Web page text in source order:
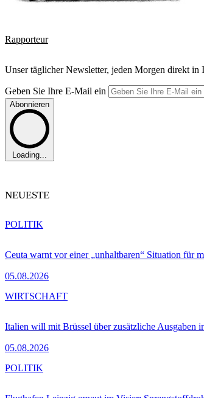
Rapporteur
Unser täglicher Newsletter, jeden Morgen direkt in
Geben Sie Ihre E-Mail ein
Abonnieren
Loading...
NEUESTE
Ceuta warnt vor einer „unhaltbaren“ Situation für
05.08.2026
POLITIK
Italien will mit Brüssel über zusätzliche Ausgaben
05.08.2026
WIRTSCHAFT
POLITIK